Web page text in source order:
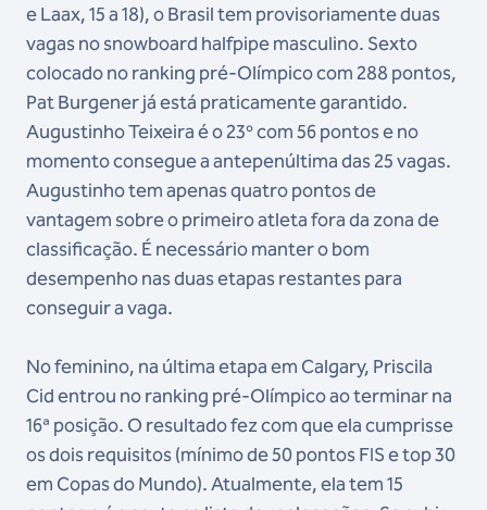
e Laax, 15 a 18), o Brasil tem provisoriamente duas
vagas no snowboard halfpipe masculino. Sexto
colocado no ranking pré-Olímpico com 288 pontos,
Pat Burgener já está praticamente garantido.
Augustinho Teixeira é o 23º com 56 pontos e no
momento consegue a antepenúltima das 25 vagas.
Augustinho tem apenas quatro pontos de
vantagem sobre o primeiro atleta fora da zona de
classificação. É necessário manter o bom
desempenho nas duas etapas restantes para
conseguir a vaga.
No feminino, na última etapa em Calgary, Priscila
Cid entrou no ranking pré-Olímpico ao terminar na
16ª posição. O resultado fez com que ela cumprisse
os dois requisitos (mínimo de 50 pontos FIS e top 30
em Copas do Mundo). Atualmente, ela tem 15